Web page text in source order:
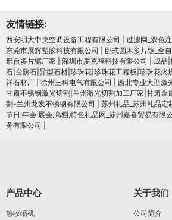
友情链接:
西安明大中央空调设备工程有限公司
过滤网_双色
东莞市展辉塑胶科技有限公司
卧式圆木多片锯_全
邢台多片锯厂家
深圳市麦克福科技有限公司
成品
石|台阶石|异型石材|珍珠花|珍珠花工程板|珍珠花火
祥石材厂
徐州三科电气有限公司
西北专业大型激
甘肃不锈钢激光切割|兰州激光切割加工厂家|甘肃金
割-兰州龙发不锈钢有限公司
苏州礼品_苏州礼品定
节日,年会,展会,高档,特色礼品网_苏州嘉喜贸易有限
务有限公司
产品中心
热收缩机
关于我们
公司简介